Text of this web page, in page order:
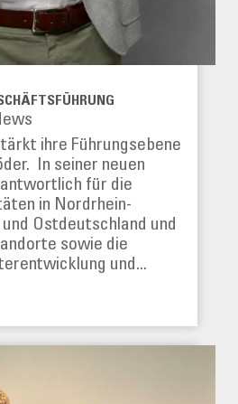
ihre Führungsebene
In seiner neuen
für die
in Nordrhein-
Ostdeutschland und
sowie die
und...